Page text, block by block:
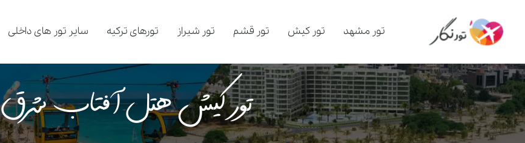
تور مشهد تور کیش تور قشم تور شیراز تورهای ترکیه سایر تور های داخلی
تور کیش هتل آفتاب شرق